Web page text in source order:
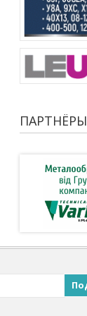
ПАРТНЁРЫ